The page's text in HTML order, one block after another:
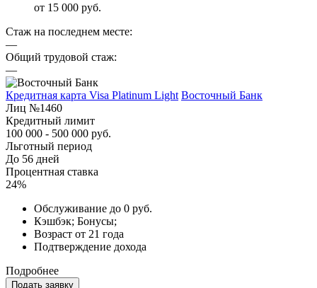
от 15 000 руб.
Стаж на последнем месте:
—
Общий трудовой стаж:
—
Кредитная карта Visa Platinum Light Восточный Банк
Лиц №1460
Кредитный лимит
100 000 - 500 000 руб.
Льготный период
До 56 дней
Процентная ставка
24%
Обслуживание до 0 руб.
Кэшбэк; Бонусы;
Возраст от 21 года
Подтверждение дохода
Подробнее
Подать заявку